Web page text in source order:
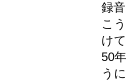
録
こ
け
50
う